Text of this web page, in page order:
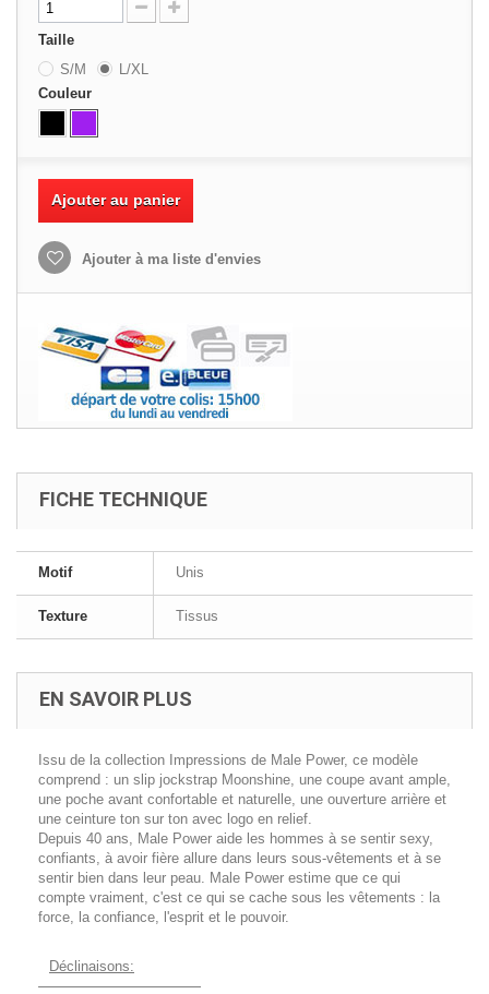
Taille
S/M
L/XL
Couleur
Ajouter au panier
Ajouter à ma liste d'envies
FICHE TECHNIQUE
Motif Unis
Texture Tissus
EN SAVOIR PLUS
Issu de la collection Impressions de Male Power, ce modèle
comprend : un slip jockstrap Moonshine, une coupe avant ample,
une poche avant confortable et naturelle, une ouverture arrière et
une ceinture ton sur ton avec logo en relief.
Depuis 40 ans, Male Power aide les hommes à se sentir sexy,
confiants, à avoir fière allure dans leurs sous-vêtements et à se
sentir bien dans leur peau. Male Power estime que ce qui
compte vraiment, c'est ce qui se cache sous les vêtements : la
force, la confiance, l'esprit et le pouvoir.
Déclinaisons: